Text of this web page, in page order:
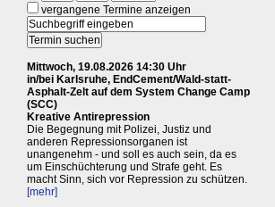
vergangene Termine anzeigen
Mittwoch, 19.08.2026 14:30 Uhr
in/bei Karlsruhe, EndCement/Wald-statt-
Asphalt-Zelt auf dem System Change Camp
(SCC)
Kreative Antirepression
Die Begegnung mit Polizei, Justiz und
anderen Repressionsorganen ist
unangenehm - und soll es auch sein, da es
um Einschüchterung und Strafe geht. Es
macht Sinn, sich vor Repression zu schützen.
[mehr]